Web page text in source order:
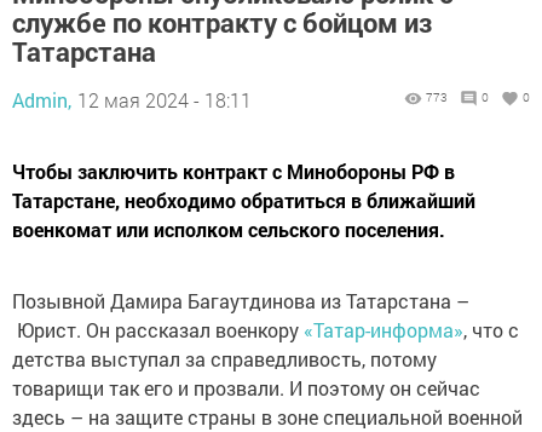
службе по контракту с бойцом из
Татарстана
Admin, 12 мая 2024 - 18:11 773 0 0
Чтобы заключить контракт с Минобороны РФ в
Татарстане, необходимо обратиться в ближайший
военкомат или исполком сельского поселения.
Позывной Дамира Багаутдинова из Татарстана –
Юрист. Он рассказал военкору «Татар-информа», что с
детства выступал за справедливость, потому
товарищи так его и прозвали. И поэтому он сейчас
здесь – на защите страны в зоне специальной военной